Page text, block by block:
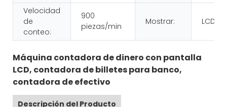
Velocidad
de
conteo:
900
piezas/min
Mostrar: LCD
Máquina contadora de dinero con pantalla
LCD, contadora de billetes para banco,
contadora de efectivo
Descripción del Producto